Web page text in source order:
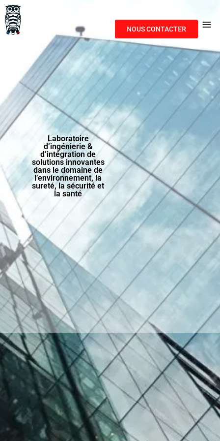
Laboratoire
d’ingénierie &
d’intégration de
solutions innovantes
dans le domaine de
l’environnement, la
sureté, la sécurité et
la santé
NOUS CONTACTER